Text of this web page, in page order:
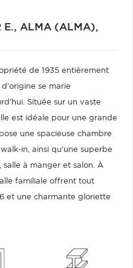
E., ALMA (ALMA),
de 1935 entièrement
se marie
Située sur un vaste
est idéale pour une grande
une spacieuse chambre
in, ainsi qu'une superbe
à manger et salon. À
familiale offrent tout
et une charmante gloriette